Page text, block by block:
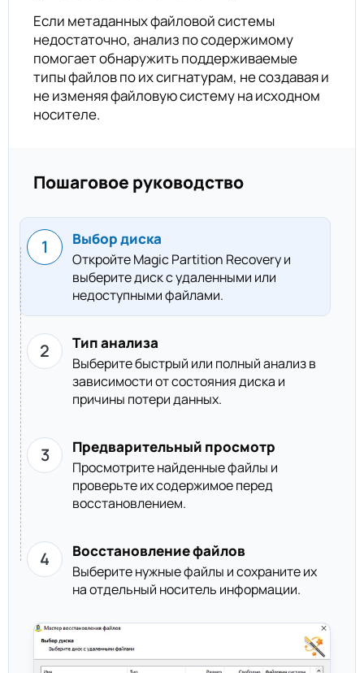
Если метаданных файловой системы
недостаточно, анализ по содержимому
помогает обнаружить поддерживаемые
типы файлов по их сигнатурам, не создавая и
не изменяя файловую систему на исходном
носителе.
Пошаговое руководство
Выбор диска
Откройте Magic Partition Recovery и
выберите диск с удаленными или
недоступными файлами.
Тип анализа
Выберите быстрый или полный анализ в
зависимости от состояния диска и
причины потери данных.
Предварительный просмотр
Просмотрите найденные файлы и
проверьте их содержимое перед
восстановлением.
Восстановление файлов
Выберите нужные файлы и сохраните их
на отдельный носитель информации.